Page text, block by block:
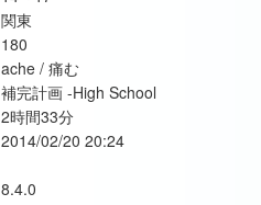
関東
180
ache / 痛む
補完計画 -High School
2時間33分
2014/02/20 20:24
8.4.0